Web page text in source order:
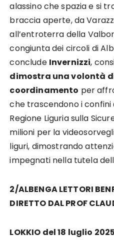
alassino che spazia e si
braccia aperte, da
all’entroterra della
congiunta dei circoli di
conclude Invernizzi,
dimostra una volontà
coordinamento per
che trascendono i confini
Regione Liguria sulla
milioni per la
liguri, dimostrando
impegnati nella tutela
2/ALBENGA LETTORI
DIRETTO DAL PROF
LOKKIO del 18 luglio